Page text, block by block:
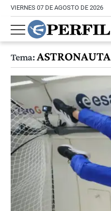
VIERNES 07 DE AGOSTO DE 2026
Tema:ASTRONAUTA